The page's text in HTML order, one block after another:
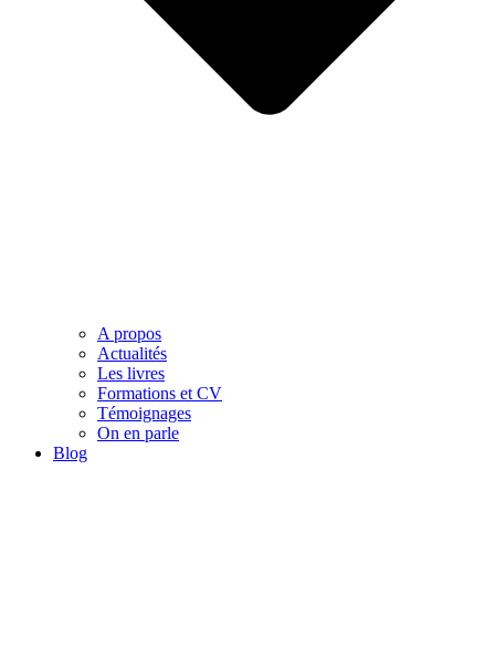
A propos
Actualités
Les livres
Formations et CV
Témoignages
On en parle
Blog